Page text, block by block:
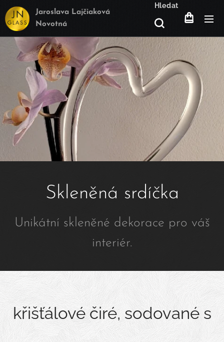
Jaroslava Lajčiaková
Novotná
Hledat
Skleněná srdíčka
Unikátní skleněné dekorace pro váš
interiér.
křišťálové čiré, sodované s